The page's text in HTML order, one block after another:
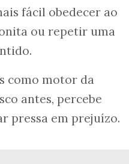
fácil obedecer ao
ou repetir uma
como motor da
antes, percebe
pressa em prejuízo.